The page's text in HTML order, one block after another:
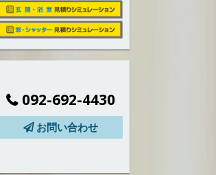
092-692-4430
お問い合わせ